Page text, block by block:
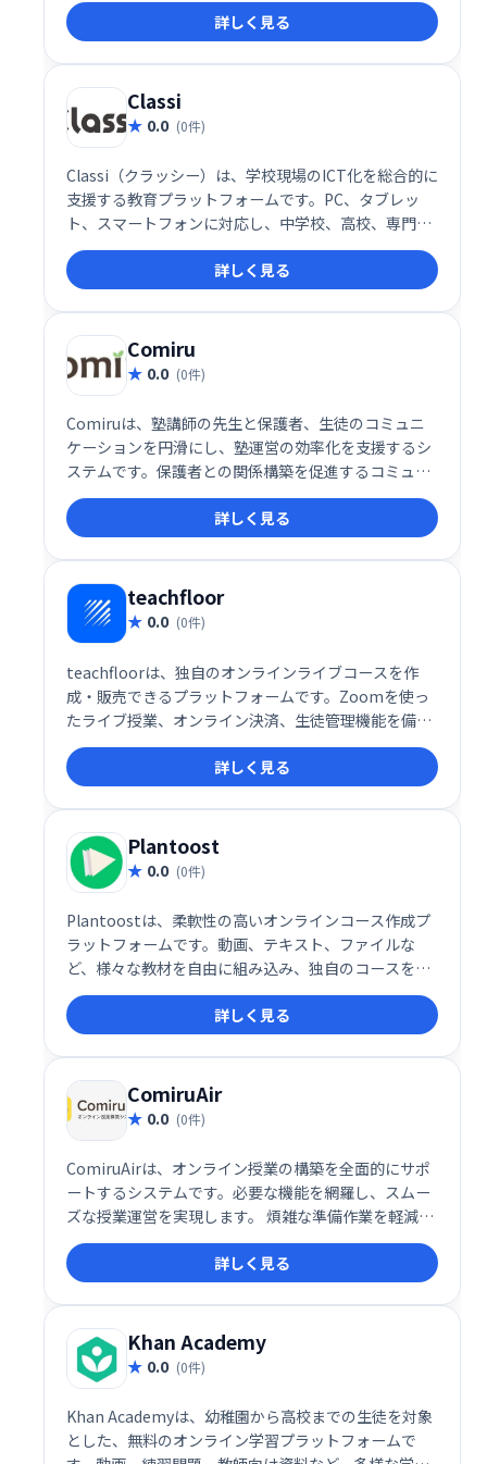
テムで、様々な学習形態に対応可能です。
詳しく見る
Classi
0.0 (0件)
Classi（クラッシー）は、学校現場のICT化を総合的に
支援する教育プラットフォームです。PC、タブレッ
ト、スマートフォンに対応し、中学校、高校、専門学
校など幅広い教育機関で利用されています。生徒・教
員の学習環境を効率化し、デジタル教材の活用などを
サポートします。
詳しく見る
Comiru
0.0 (0件)
Comiruは、塾講師の先生と保護者、生徒のコミュニ
ケーションを円滑にし、塾運営の効率化を支援するシ
ステムです。保護者との関係構築を促進するコミュニ
ケーション機能と、業務改善機能を提供することで、
先生は生徒により深く向き合い、質の高い教育を提供
できます。
詳しく見る
teachfloor
0.0 (0件)
teachfloorは、独自のオンラインライブコースを作
成・販売できるプラットフォームです。Zoomを使っ
たライブ授業、オンライン決済、生徒管理機能を備
え、手軽にオンライン講座を始められます。ブランド
を活かしたコース展開で、生徒獲得とビジネス拡大を
サポートします。
詳しく見る
Plantoost
0.0 (0件)
Plantoostは、柔軟性の高いオンラインコース作成プ
ラットフォームです。動画、テキスト、ファイルな
ど、様々な教材を自由に組み込み、独自のコースを設
計できます。価格設定やコンテンツ配信も自由にカス
タマイズ可能。生徒には、Q&A、クイズ、進捗レポー
ト、修了証書を提供し、効果的な学習を支援します。
詳しく見る
ComiruAir
0.0 (0件)
ComiruAirは、オンライン授業の構築を全面的にサポ
ートするシステムです。必要な機能を網羅し、スムー
ズな授業運営を実現します。 煩雑な準備作業を軽減
し、効率的な教育環境構築を支援します。
詳しく見る
Khan Academy
0.0 (0件)
Khan Academyは、幼稚園から高校までの生徒を対象
とした、無料のオンライン学習プラットフォームで